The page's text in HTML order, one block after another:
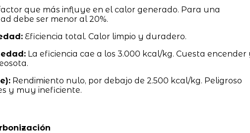
que más influye en el calor generado. Para una
debe ser menor al 20%.
Eficiencia total. Calor limpio y duradero.
La eficiencia cae a los 3.000 kcal/kg. Cuesta encender
Rendimiento nulo, por debajo de 2.500 kcal/kg. Peligroso
y muy ineficiente.